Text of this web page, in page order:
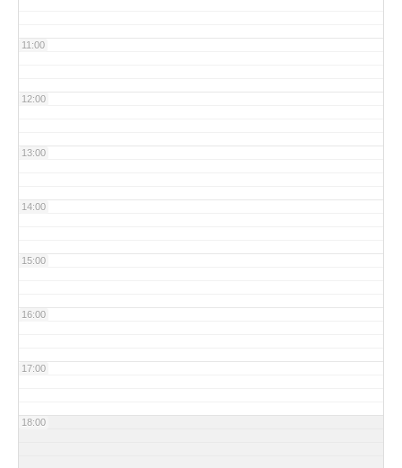
11:00
12:00
13:00
14:00
15:00
16:00
17:00
18:00